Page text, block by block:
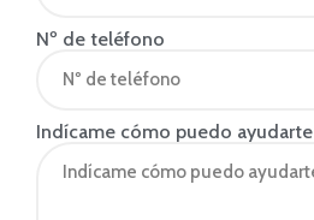
Nº de teléfono
Indícame cómo puedo ayudarte